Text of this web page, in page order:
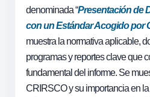
denominada “Presentación de
con un Estándar Acogido por
muestra la normativa aplicable,
programas y reportes clave que
fundamental del informe. Se
CRIRSCO y su importancia en